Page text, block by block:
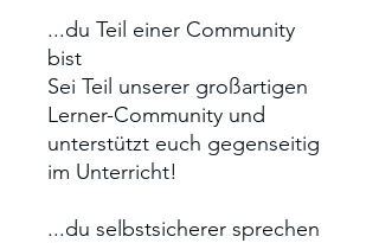
...du Teil einer Community
bist
Sei Teil unserer großartigen
Lerner-Community und
unterstützt euch gegenseitig
im Unterricht!
...du selbstsicherer sprechen